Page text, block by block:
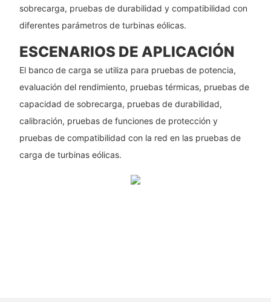
sobrecarga, pruebas de durabilidad y compatibilidad con
diferentes parámetros de turbinas eólicas.
ESCENARIOS DE APLICACIÓN
El banco de carga se utiliza para pruebas de potencia,
evaluación del rendimiento, pruebas térmicas, pruebas de
capacidad de sobrecarga, pruebas de durabilidad,
calibración, pruebas de funciones de protección y
pruebas de compatibilidad con la red en las pruebas de
carga de turbinas eólicas.